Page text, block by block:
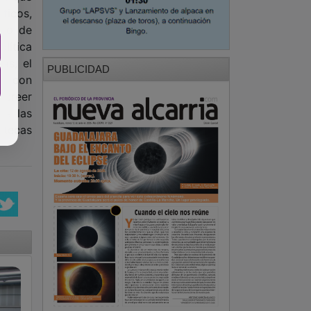
de
el
con
creer
las
PUBLICIDAD